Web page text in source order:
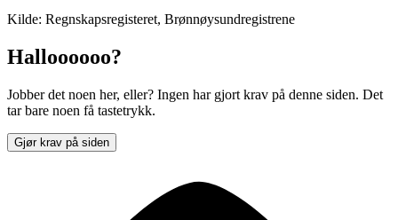
Kilde: Regnskapsregisteret, Brønnøysundregistrene
Halloooooo?
Jobber det noen her, eller? Ingen har gjort krav på denne siden. Det
tar bare noen få tastetrykk.
Gjør krav på siden